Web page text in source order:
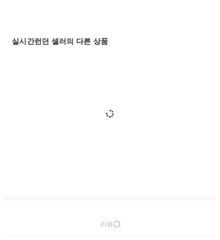
실시간런던 셀러의 다른 상품
리뷰